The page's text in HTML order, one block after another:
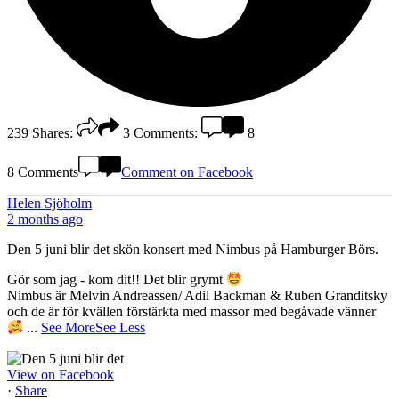
239 Shares: 3 Comments: 8
8 Comments Comment on Facebook
Helen Sjöholm
2 months ago
Den 5 juni blir det skön konsert med Nimbus på Hamburger Börs.
Gör som jag - kom dit!! Det blir grymt
Nimbus är Melvin Andreassen/ Adil Backman & Ruben Granditsky
och de är för kvällen förstärkta med massor med begåvade vänner
... See MoreSee Less
View on Facebook
· Share